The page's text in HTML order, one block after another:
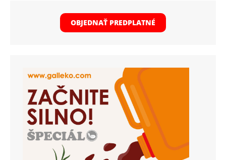
OBJEDNAŤ PREDPLATNÉ